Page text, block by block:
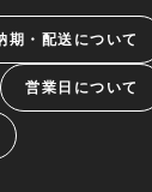
期・配送について
営業日について